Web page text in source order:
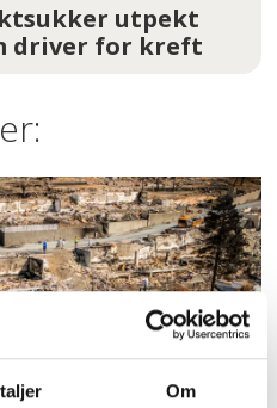
Om
utpekt
driver for kreft